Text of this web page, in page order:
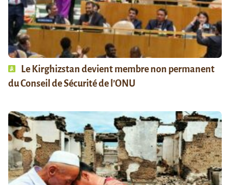
Le Kirghizstan devient membre non permanent
du Conseil de Sécurité de l’ONU